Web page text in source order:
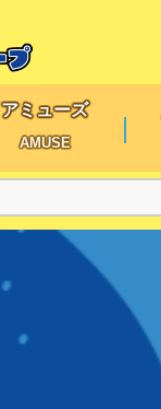
アミューズ
AMUSE